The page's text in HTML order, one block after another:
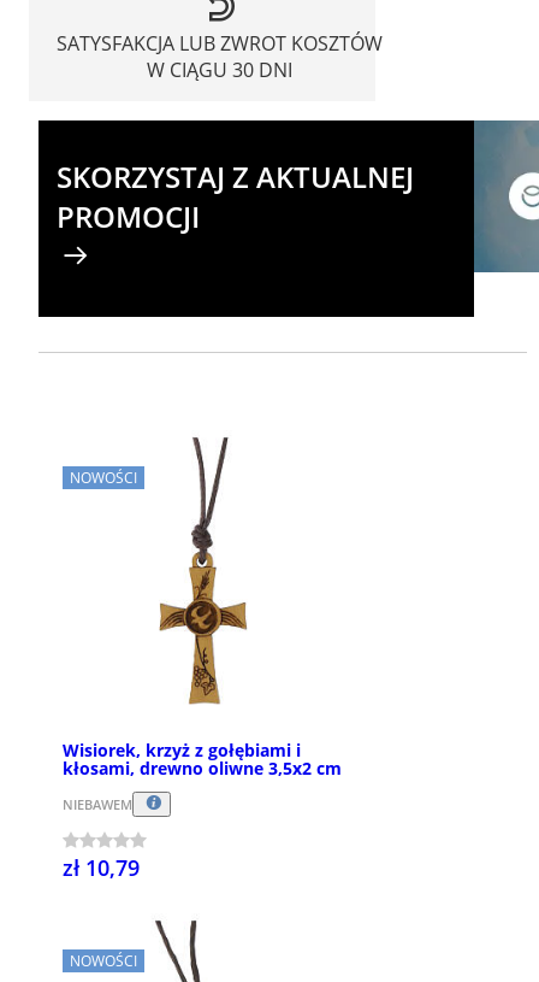
SATYSFAKCJA LUB ZWROT KOSZTÓW
W CIĄGU 30 DNI
SKORZYSTAJ Z AKTUALNEJ
PROMOCJI
NOWOŚCI
Wisiorek, krzyż z gołębiami i
kłosami, drewno oliwne 3,5x2 cm
NIEBAWEM
zł 10,79
NOWOŚCI